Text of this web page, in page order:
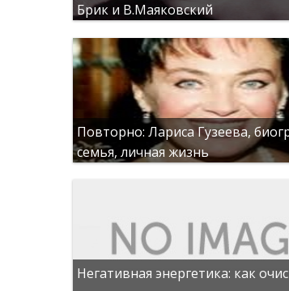
Брик и В.Маяковский
Повторно: Лариса Гузеева,
семья, личная жизнь
Негативная энергетика: как